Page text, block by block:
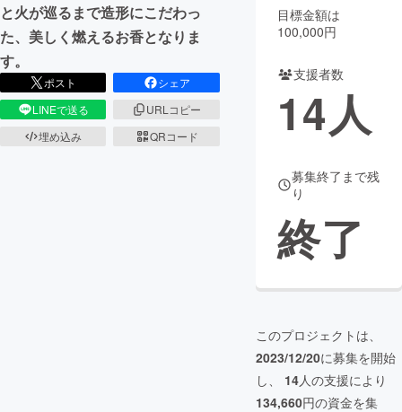
CAMPFIREふるさと納税
コミュニティ
と火が巡るまで造形にこだわっ
た、美しく燃えるお香となりま
す。
ポスト
シェア
LINEで送る
URLコピー
埋め込み
QRコード
目標金額は
100,000円
支援者数
14人
募集終了まで残
り
終了
このプロジェクトは、
2023/12/20に募集を開始
し、 14人の支援により
134,660円の資金を集